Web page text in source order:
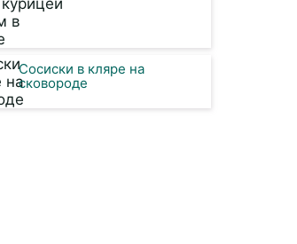
Сосиски в кляре на
сковороде